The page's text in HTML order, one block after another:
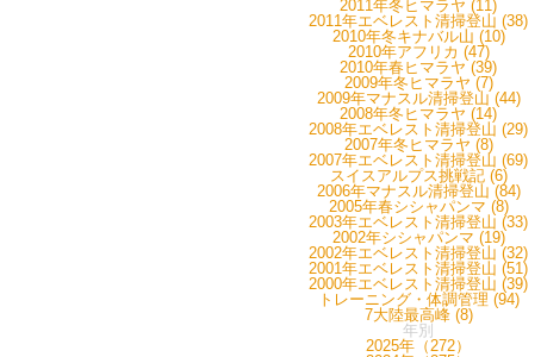
2011年冬ヒマラヤ (11)
2011年エベレスト清掃登山 (38)
2010年冬キナバル山 (10)
2010年アフリカ (47)
2010年春ヒマラヤ (39)
2009年冬ヒマラヤ (7)
2009年マナスル清掃登山 (44)
2008年冬ヒマラヤ (14)
2008年エベレスト清掃登山 (29)
2007年冬ヒマラヤ (8)
2007年エベレスト清掃登山 (69)
スイスアルプス挑戦記 (6)
2006年マナスル清掃登山 (84)
2005年春シシャパンマ (8)
2003年エベレスト清掃登山 (33)
2002年シシャパンマ (19)
2002年エベレスト清掃登山 (32)
2001年エベレスト清掃登山 (51)
2000年エベレスト清掃登山 (39)
トレーニング・体調管理 (94)
7大陸最高峰 (8)
年別
2025年（272）